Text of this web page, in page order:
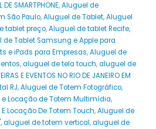
DE SMARTPHONE,Aluguel de
São Paulo,Aluguel de Tablet,Aluguel
tablet preço,Aluguel de tablet Recife,
de Tablet Samsung e Apple para
e iPads para Empresas,Aluguel de
,aluguel de tela touch,aluguel de
E EVENTOS NO RIO DE JANEIRO EM
RJ,Aluguel de Totem Fotográfico,
Locação de Totem Multimídia,
Locação De Totem Touch,Aluguel de
,aluguel de totem vertical,aluguel de